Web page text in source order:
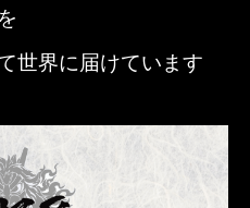
を
世界に届けています